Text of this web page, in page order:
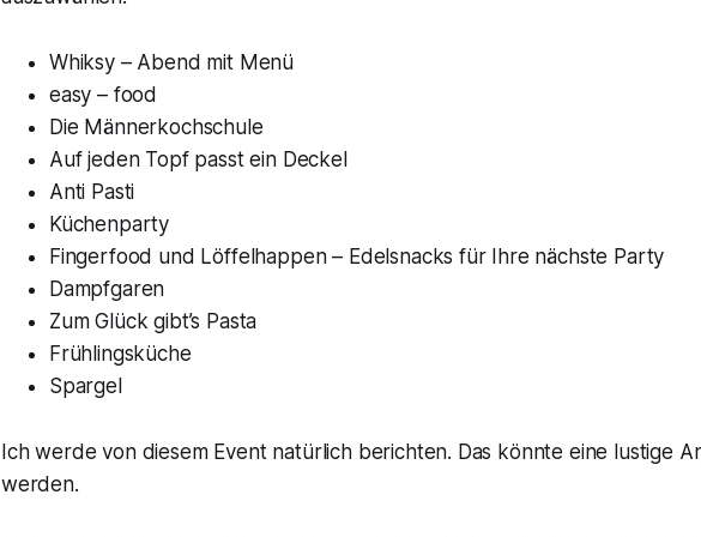
Whiksy – Abend mit Menü
easy – food
Die Männerkochschule
Auf jeden Topf passt ein Deckel
Anti Pasti
Küchenparty
Fingerfood und Löffelhappen – Edelsnacks für Ihre nächste Party
Dampfgaren
Zum Glück gibt’s Pasta
Frühlingsküche
Spargel
Ich werde von diesem Event natürlich berichten. Das könnte eine lustige
werden.